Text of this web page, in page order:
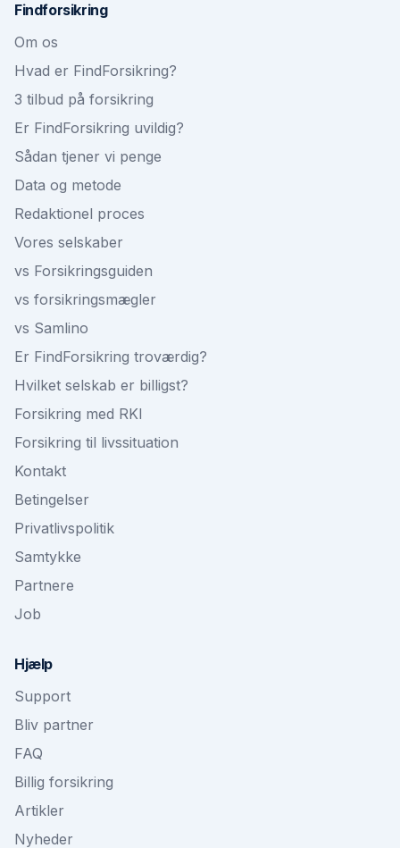
Findforsikring
Om os
Hvad er FindForsikring?
3 tilbud på forsikring
Er FindForsikring uvildig?
Sådan tjener vi penge
Data og metode
Redaktionel proces
Vores selskaber
vs Forsikringsguiden
vs forsikringsmægler
vs Samlino
Er FindForsikring troværdig?
Hvilket selskab er billigst?
Forsikring med RKI
Forsikring til livssituation
Kontakt
Betingelser
Privatlivspolitik
Samtykke
Partnere
Job
Hjælp
Support
Bliv partner
FAQ
Billig forsikring
Artikler
Nyheder